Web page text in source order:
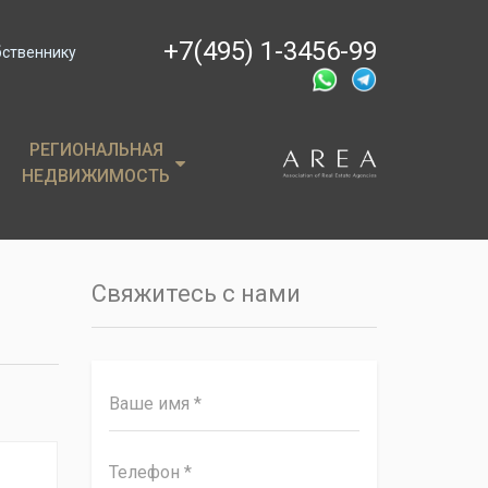
+7(495) 1-3456-99
РЕГИОНАЛЬНАЯ
НЕДВИЖИМОСТЬ
РЕГИОНАЛЬНАЯ
НЕДВИЖИМОСТЬ
Свяжитесь с нами